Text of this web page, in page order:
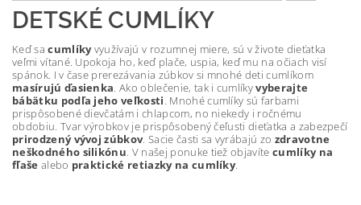
DETSKÉ CUMLÍKY
Keď sacumlíkyvyužívajú v rozumnej miere, sú v živote dieťatka
veľmi vítané. Upokoja ho, keď plače, uspia, keď mu na očiach visí
spánok. I v čase prerezávania zúbkov si mnohé deti cumlíkom
masírujú ďasienka. Ako oblečenie, tak i cumlíkyvyberajte
bábätku podľa jeho veľkosti. Mnohé cumlíky sú farbami
prispôsobené dievčatám i chlapcom, no niekedy i ročnému
obdobiu. Tvar výrobkov je prispôsobený čeľusti dieťatka a zabezpečí
prirodzený vývoj zúbkov. Sacie časti sa vyrábajú zo zdravotne
neškodného silikónu. V našej ponuke tiež objavítecumlíky na
fľaše alebo praktické retiazky na cumlíky.